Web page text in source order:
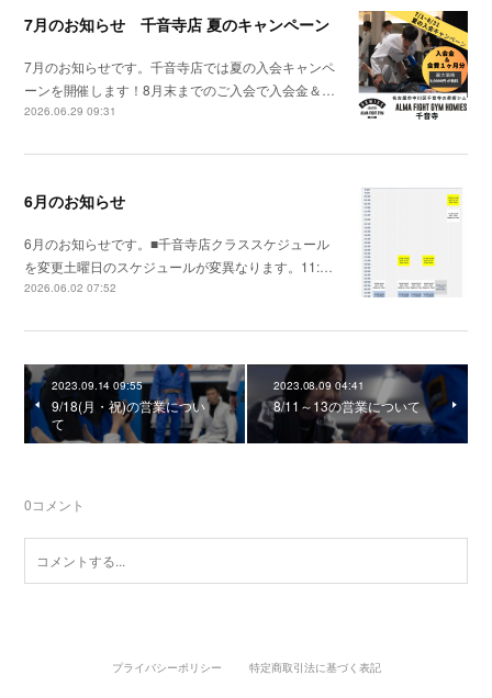
7月のお知らせ 千音寺店 夏のキャンペーン
7月のお知らせです。千音寺店では夏の入会キャンペ
ーンを開催します！8月末までのご入会で入会金＆…
2026.06.29 09:31
6月のお知らせ
6月のお知らせです。■千音寺店クラススケジュール
を変更土曜日のスケジュールが変異なります。11:…
2026.06.02 07:52
2023.09.14 09:55
9/18(月・祝)の営業につい
て
2023.08.09 04:41
8/11～13の営業について
0コメント
プライバシーポリシー 特定商取引法に基づく表記